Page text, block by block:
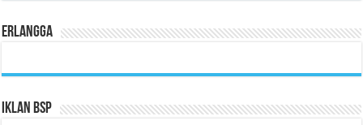
Erlangga
Iklan BSP